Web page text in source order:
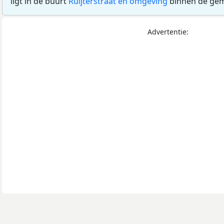
Advertentie: